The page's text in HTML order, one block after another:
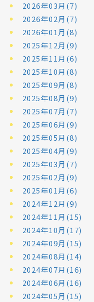
2026年03月(7)
2026年02月(7)
2026年01月(8)
2025年12月(9)
2025年11月(6)
2025年10月(8)
2025年09月(8)
2025年08月(9)
2025年07月(7)
2025年06月(9)
2025年05月(8)
2025年04月(9)
2025年03月(7)
2025年02月(9)
2025年01月(6)
2024年12月(9)
2024年11月(15)
2024年10月(17)
2024年09月(15)
2024年08月(14)
2024年07月(16)
2024年06月(16)
2024年05月(15)